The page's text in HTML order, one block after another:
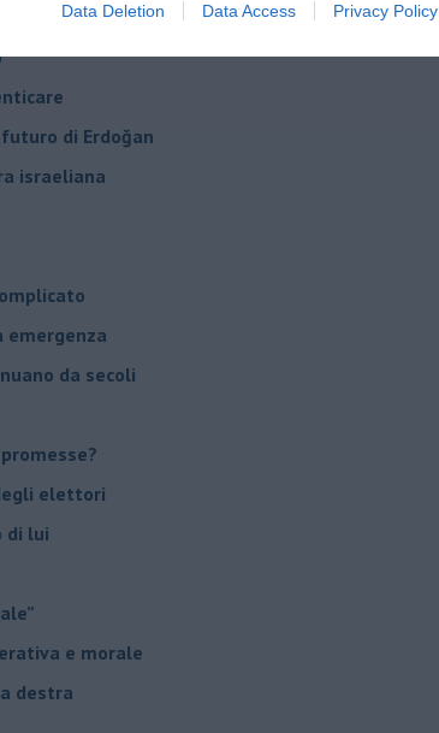
Data Deletion Data Access Privacy Policy
e la Brexit
di Erdoğan
israeliana
emergenza
da secoli
elettori
di lui
e morale
destra